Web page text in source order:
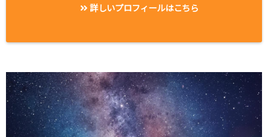
詳しいプロフィールはこちら